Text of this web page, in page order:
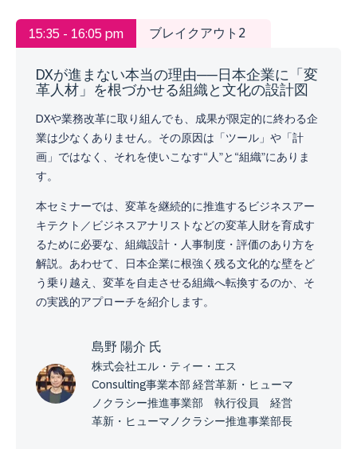
15:35 - 16:05 pm ブレイクアウト2
DXが進まない本当の理由──日本企業に「変
革人材」を根づかせる組織と文化の設計図
DXや業務改革に取り組んでも、成果が限定的に終わる企
業は少なくありません。その原因は「ツール」や「計
画」ではなく、それを使いこなす“人”と“組織”にありま
す。
本セミナーでは、変革を継続的に推進するビジネスアー
キテクト／ビジネスアナリストなどの変革人財を育成す
るために必要な、組織設計・人事制度・評価のあり方を
解説。あわせて、日本企業に根強く残る文化的な壁をど
う乗り越え、変革を自走させる組織へ転換するのか、そ
の実践的アプローチを紹介します。
島野 陽介 氏
株式会社エル・ティー・エス
Consulting事業本部 経営革新・ヒューマ
ノクラシー推進事業部 執行役員 経営
革新・ヒューマノクラシー推進事業部長